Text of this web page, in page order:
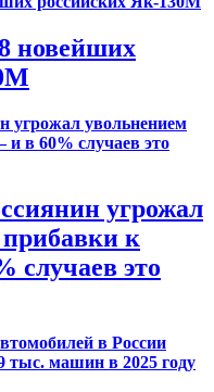
новейших
угрожал
к
случаев это